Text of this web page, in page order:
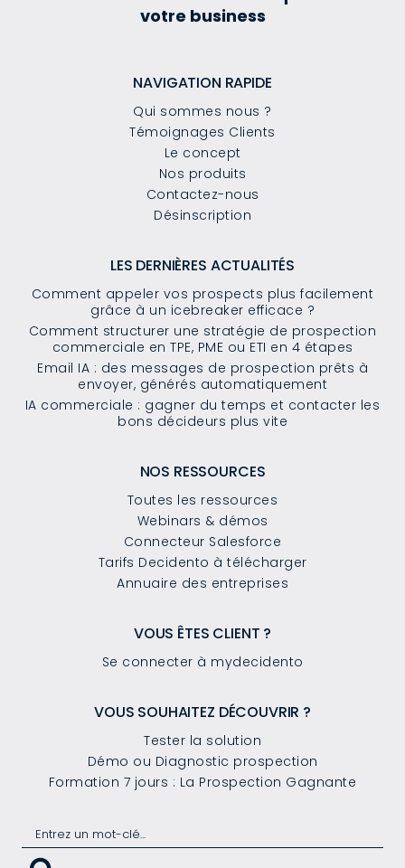
votre business
NAVIGATION RAPIDE
Qui sommes nous ?
Témoignages Clients
Le concept
Nos produits
Contactez-nous
Désinscription
LES DERNIÈRES ACTUALITÉS
Comment appeler vos prospects plus facilement
grâce à un icebreaker efficace ?
Comment structurer une stratégie de prospection
commerciale en TPE, PME ou ETI en 4 étapes
Email IA : des messages de prospection prêts à
envoyer, générés automatiquement
IA commerciale : gagner du temps et contacter les
bons décideurs plus vite
NOS RESSOURCES
Toutes les ressources
Webinars & démos
Connecteur Salesforce
Tarifs Decidento à télécharger
Annuaire des entreprises
VOUS ÊTES CLIENT ?
Se connecter à mydecidento
VOUS SOUHAITEZ DÉCOUVRIR ?
Tester la solution
Démo ou Diagnostic prospection
Formation 7 jours : La Prospection Gagnante